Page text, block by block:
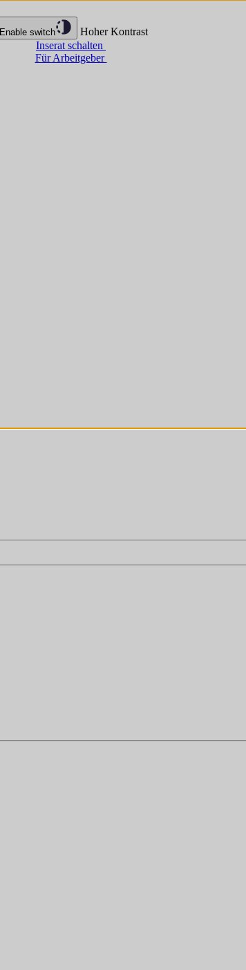
Enable switch
Hoher Kontrast
Inserat schalten
Für Arbeitgeber